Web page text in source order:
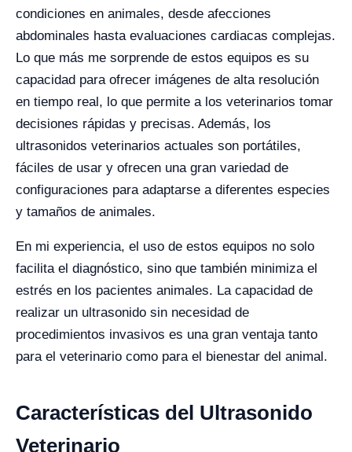
condiciones en animales, desde afecciones
abdominales hasta evaluaciones cardiacas complejas.
Lo que más me sorprende de estos equipos es su
capacidad para ofrecer imágenes de alta resolución
en tiempo real, lo que permite a los veterinarios tomar
decisiones rápidas y precisas. Además, los
ultrasonidos veterinarios actuales son portátiles,
fáciles de usar y ofrecen una gran variedad de
configuraciones para adaptarse a diferentes especies
y tamaños de animales.
En mi experiencia, el uso de estos equipos no solo
facilita el diagnóstico, sino que también minimiza el
estrés en los pacientes animales. La capacidad de
realizar un ultrasonido sin necesidad de
procedimientos invasivos es una gran ventaja tanto
para el veterinario como para el bienestar del animal.
Características del Ultrasonido
Veterinario